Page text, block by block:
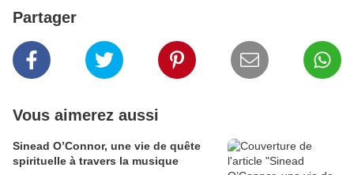
Partager
Vous aimerez aussi
Sinead O’Connor, une vie de quête
spirituelle à travers la musique